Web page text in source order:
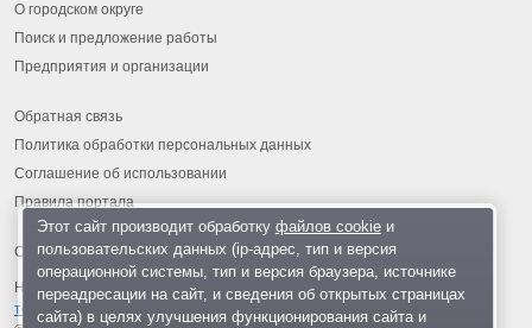
О городском округе
Поиск и предложение работы
Предприятия и организации
Обратная связь
Политика обработки персональных данных
Соглашение об использовании
Правила портала
На информационном ресурсе применяются рекомендательные
технологии
Этот сайт производит обработку файлов cookieи
пользовательских данных (ip-адрес, тип и версия
операционной системы, тип и версия браузера, источнике
переадресации на сайт, и сведения об открытых страницах
сайта) в целях улучшения функционирования сайта и